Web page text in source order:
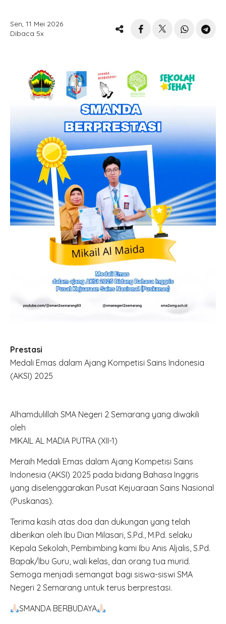
Sen, 11 Mei 2026
Dibaca 5x
Prestasi
Medali Emas dalam Ajang Kompetisi Sains Indonesia
(AKSI) 2025
Alhamdulillah SMA Negeri 2 Semarang yang diwakili
oleh
MIKAIL AL MADIA PUTRA (XII-1)
Meraih Medali Emas dalam Ajang Kompetisi Sains
Indonesia (AKSI) 2025 pada bidang Bahasa Inggris
yang diselenggarakan Pusat Kejuaraan Sains Nasional
(Puskanas).
Terima kasih atas doa dan dukungan yang telah
diberikan oleh Ibu Dian Milasari, S.Pd., M.Pd. selaku
Kepala Sekolah, Pembimbing kami Ibu Anis Aljalis, S.Pd.
Bapak/Ibu Guru, wali kelas, dan orang tua murid.
Semoga menjadi semangat bagi siswa-siswi SMA
Negeri 2 Semarang untuk terus berprestasi.
SMANDA BERBUDAYA